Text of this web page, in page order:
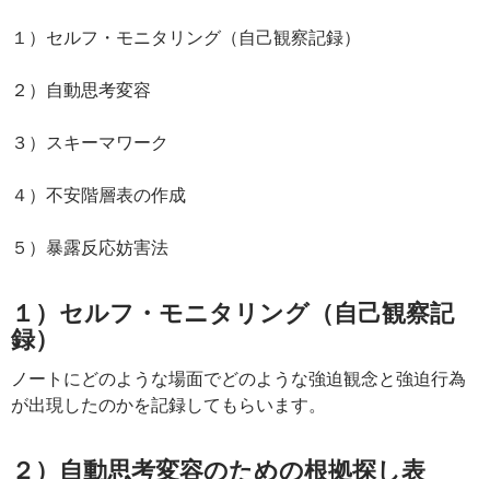
１）セルフ・モニタリング（自己観察記録）
２）自動思考変容
３）スキーマワーク
４）不安階層表の作成
５）暴露反応妨害法
１）セルフ・モニタリング（自己観察記
録）
ノートにどのような場面でどのような強迫観念と強迫行為
が出現したのかを記録してもらいます。
２）自動思考変容のための根拠探し表